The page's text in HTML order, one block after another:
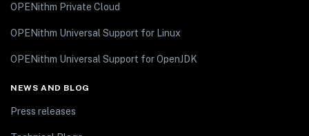
OPENithm Private Cloud
OPENithm Universal Support for Linux
OPENithm Universal Support for OpenJDK
NEWS AND BLOG
Press releases